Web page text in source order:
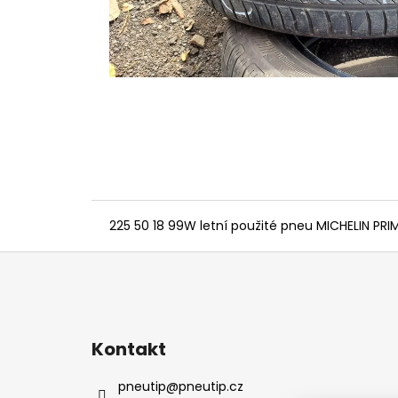
225 50 18 99W letní použité pneu MICHELIN
Z
Kontakt
pneutip@pneutip.cz